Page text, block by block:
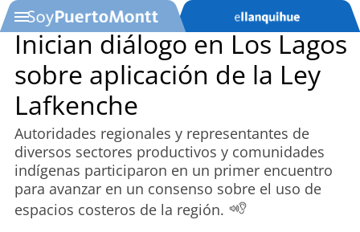
SOYTV
Podcast
Actualidad
Entretención
Inician diálogo en Los Lagos
sobre aplicación de la Ley
Lafkenche
Autoridades regionales y representantes de
diversos sectores productivos y comunidades
indígenas participaron en un primer encuentro
para avanzar en un consenso sobre el uso de
espacios costeros de la región.